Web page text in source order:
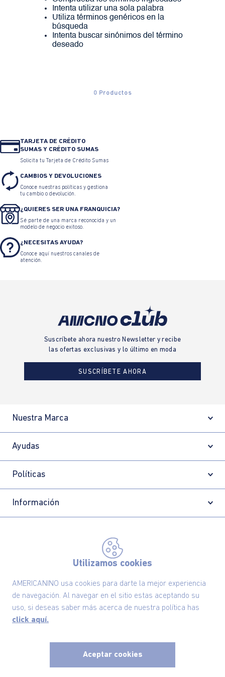
Utilizamos cookies
AMERICANINO usa cookies para darte la mejor experiencia
de navegación. Al navegar en el sitio estas aceptando su
uso, si deseas saber más acerca de nuestra política has
click aquí.
Aceptar cookies
Intenta utilizar una sola palabra
Utiliza términos genéricos en la
búsqueda
Intenta buscar sinónimos del término
deseado
0 Productos
TARJETA DE CRÉDITO
SUMAS Y CRÉDITO SUMAS
Solicita tu Tarjeta de Crédito Sumas
CAMBIOS Y DEVOLUCIONES
Conoce nuestras políticas y gestiona
tu cambio o devolución.
¿QUIERES SER UNA FRANQUICIA?
Sé parte de una marca reconocida y un
modelo de negocio exitoso.
¿NECESITAS AYUDA?
Conoce aquí nuestros canales de
atención.
Suscríbete ahora nuestro Newsletter y recibe
las ofertas exclusivas y lo último en moda
SUSCRÍBETE AHORA
Nuestra Marca
Ayudas
Políticas
Información
Comodin S.A.S | NIT: 800.069.933-6©2025 Americanino, todos los derechos reservados